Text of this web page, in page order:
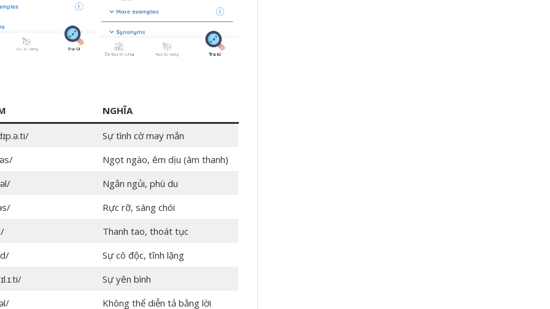
NGHĨA
Sự tình cờ may mắn
Ngọt ngào, êm dịu (âm thanh)
Ngắn ngủi, phù du
Rực rỡ, sáng chói
Thanh tao, thoát tục
Sự cô độc, tĩnh lặng
Sự yên bình
Không thể diễn tả bằng lời